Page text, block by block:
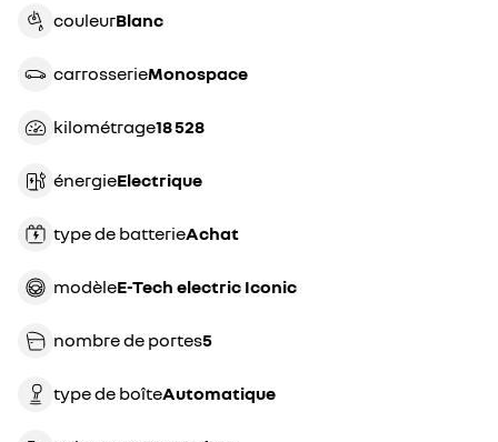
couleur blanc
carrosserie monospace
kilométrage 18 528
énergie electrique
type de batterie achat
modèle E-Tech electric Iconic
nombre de portes5
type de boîte automatique